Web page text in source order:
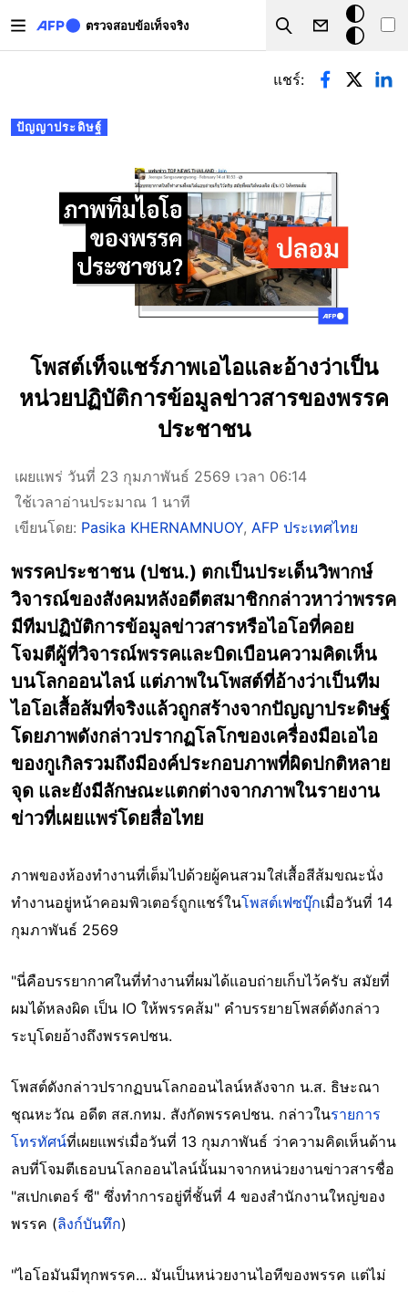
ตรวจสอบข้อเท็จจริง
Search
โหมด
มืด
Primary tabs
ปัญญาประดิษฐ์
แชร์:
โพสต์เท็จแชร์ภาพเอไอและอ้างว่าเป็น
หน่วยปฏิบัติการข้อมูลข่าวสารของพรรค
ประชาชน
เผยแพร่ วันที่ 23 กุมภาพันธ์ 2569 เวลา 06:14
ใช้เวลาอ่านประมาณ 1 นาที
เขียนโดย: Pasika KHERNAMNUOY, AFP ประเทศไทย
พรรคประชาชน (ปชน.) ตกเป็นประเด็นวิพากษ์
วิจารณ์ของสังคมหลังอดีตสมาชิกกล่าวหาว่าพรรค
มีทีมปฏิบัติการข้อมูลข่าวสารหรือไอโอที่คอย
โจมตีผู้ที่วิจารณ์พรรคและบิดเบือนความคิดเห็น
บนโลกออนไลน์ แต่ภาพในโพสต์ที่อ้างว่าเป็นทีม
ไอโอเสื้อส้มที่จริงแล้วถูกสร้างจากปัญญาประดิษฐ์
โดยภาพดังกล่าวปรากฏโลโกของเครื่องมือเอไอ
ของกูเกิลรวมถึงมีองค์ประกอบภาพที่ผิดปกติหลาย
จุด และยังมีลักษณะแตกต่างจากภาพในรายงาน
ข่าวที่เผยแพร่โดยสื่อไทย
ภาพของห้องทำงานที่เต็มไปด้วยผู้คนสวมใส่เสื้อสีส้มขณะนั่ง
ทำงานอยู่หน้าคอมพิวเตอร์ถูกแชร์ในโพสต์เฟซบุ๊กเมื่อวันที่ 14
กุมภาพันธ์ 2569
"นี่คือบรรยากาศในที่ทำงานที่ผมได้แอบถ่ายเก็บไว้ครับ สมัยที่
ผมได้หลงผิด เป็น IO ให้พรรคส้ม" คำบรรยายโพสต์ดังกล่าว
ระบุโดยอ้างถึงพรรคปชน.
โพสต์ดังกล่าวปรากฏบนโลกออนไลน์หลังจาก น.ส. ธิษะณา
ชุณหะวัณ อดีต สส.กทม. สังกัดพรรคปชน. กล่าวในรายการ
โทรทัศน์ที่เผยแพร่เมื่อวันที่ 13 กุมภาพันธ์ ว่าความคิดเห็นด้าน
ลบที่โจมตีเธอบนโลกออนไลน์นั้นมาจากหน่วยงานข่าวสารชื่อ
"สเปกเตอร์ ซี" ซึ่งทำการอยู่ที่ชั้นที่ 4 ของสำนักงานใหญ่ของ
พรรค (ลิงก์บันทึก)
"ไอโอมันมีทุกพรรค... มันเป็นหน่วยงานไอทีของพรรค แต่ไม่